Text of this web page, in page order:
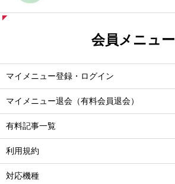
会員メニュー
マイメニュー登録・ログイン
マイメニュー退会（有料会員退会）
有料記事一覧
利用規約
対応機種